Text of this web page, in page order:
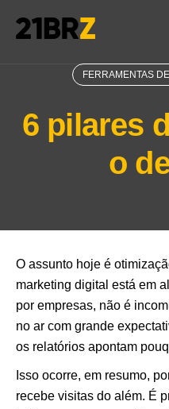
FERRAMENTAS
6 pilares
o
O assunto hoje é
marketing digital está em
por empresas, não é
no ar com grande
os relatórios apontam
Isso ocorre, em resumo,
recebe visitas do além. É